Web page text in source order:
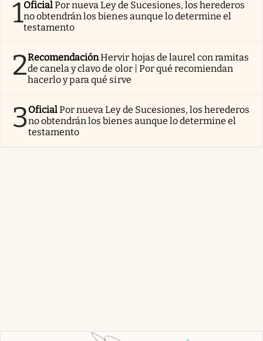
1OficialPor nueva Ley de Sucesiones, los herederos
no obtendrán los bienes aunque lo determine el
testamento
2RecomendaciónHervir hojas de laurel con ramitas
de canela y clavo de olor | Por qué recomiendan
hacerlo y para qué sirve
3OficialPor nueva Ley de Sucesiones, los herederos
no obtendrán los bienes aunque lo determine el
testamento